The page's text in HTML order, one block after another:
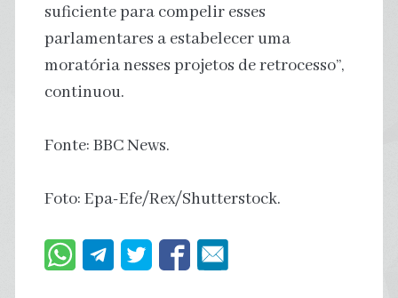
suficiente para compelir esses
parlamentares a estabelecer uma
moratória nesses projetos de retrocesso”,
continuou.
Fonte: BBC News.
Foto: Epa-Efe/Rex/Shutterstock.